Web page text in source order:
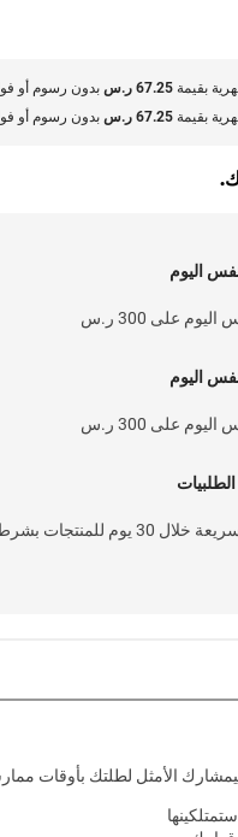
67.25 ر.س بدون رسوم أو
67.25 ر.س بدون رسوم أو
اليوم
على 300 ر.س
اليوم
على 300 ر.س
خدمة إرجاع سهلة
الأمثل لطلتك بأوقات